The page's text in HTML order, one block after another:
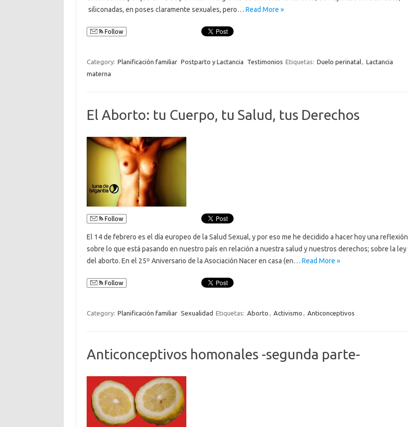
siliconadas, en poses claramente sexuales, pero… Read More »
Follow
Category: Planificación familiar Postparto y Lactancia Testimonios Etiquetas: Duelo perinatal, Lactancia
materna
El Aborto: tu Cuerpo, tu Salud, tus Derechos
Follow
El 14 de febrero es el día europeo de la Salud Sexual, y por eso me he decidido a hacer hoy una reflexión
sobre lo que está pasando en nuestro país en relación a nuestra salud y nuestros derechos; sobre la ley
del aborto. En el 25º Aniversario de la Asociación Nacer en casa (en… Read More »
Follow
Category: Planificación familiar Sexualidad Etiquetas: Aborto , Activismo , Anticonceptivos
Anticonceptivos homonales -segunda parte-